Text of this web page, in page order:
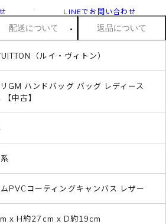
LINEでお問い合わせ
配送について 返品について
（ルイ・ヴィトン）
GM ハンドバッグ バッグ レディース
中古】
PVCコーティングキャンバス レザー
x H約27cm x D約19cm